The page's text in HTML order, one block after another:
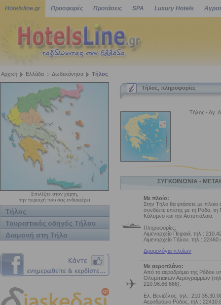
Hotelsline.gr Προσφορές Προτάσεις SPA Luxury Hotels
Αρχική Ελλάδα Δωδεκάνησα Τήλος
Επιλέξτε στον χάρτη,
την περιοχή που σας ενδιαφέρει
Τήλος
Τουριστικός οδηγός Τήλου
Διαμονή στη Τήλο
Τήλος, πληροφορίες
Τήλος - Αγ.
ΣΥΓΚΟΙΝΩΝΙΑ -
Με πλοίο:
Στην Τήλο θα φτάσετε με πλοίο
συνδέετε επίσης με τη Ρόδο,
Κάλυμνο και την Αστυπάλαια.
Πληροφορίες:
Λιμεναρχείο Πειραιά, τηλ.:
Λιμεναρχείο Τήλου, τηλ.:
Δρομολόγια πλοίων
Με αεροπλάνο:
Από το αεροδρόμιο της Ρόδου
Ολυμπιακών Αερογραμμών
210.96.66.666).
Ελ. Βενιζέλος, τηλ.:
Αεροδρόμιο Ρόδος, τηλ.: